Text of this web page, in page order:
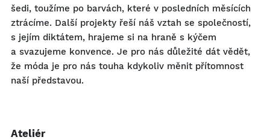
šedi, toužíme po barvách, které v posledních měsících
ztrácíme. Další projekty řeší náš vztah se společností,
s jejím diktátem, hrajeme si na hraně s kýčem
a svazujeme konvence. Je pro nás důležité dát vědět,
že móda je pro nás touha kdykoliv měnit přítomnost
naší představou.
Ateliér